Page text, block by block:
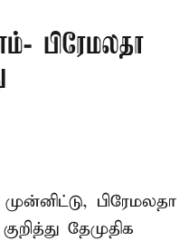
பிரேமலதா
முன்னிட்டு, பிரேமலதா
தேமுதிக